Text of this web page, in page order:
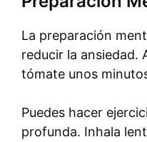
La preparación
reducir la ansiedad.
tómate unos
Puedes hacer
profunda. Inhala